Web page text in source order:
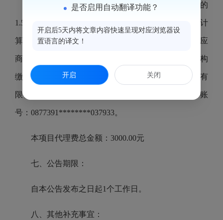
本项目代理费收费标准：①本项目按照成交金额的
1.5%计算向成交供应商收取代理服务费，按上述标准计
算后的代理费不足3000元的按照3000元计算，成交供应
商应按规定的标准以银行转账等方式一次性向代理机构
缴清。②代理服务费专户：开户名：福建省智信招标有
限公司、开户行：中国光大银行福州市杨桥支行、账
号：0877391********037933。
本项目代理费总金额：3000.00元
七、公告期限：
自本公告发布之日起1个工作日。
八、其他补充事宜：
是否启用自动翻译功能？
开启后5天内将文章内容快速呈现对应浏览器设
置语言的译文！
开启 关闭